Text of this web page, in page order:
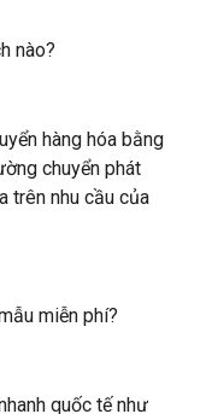
nào?
hàng hóa bằng
chuyển phát
trên nhu cầu của
miễn phí?
quốc tế như